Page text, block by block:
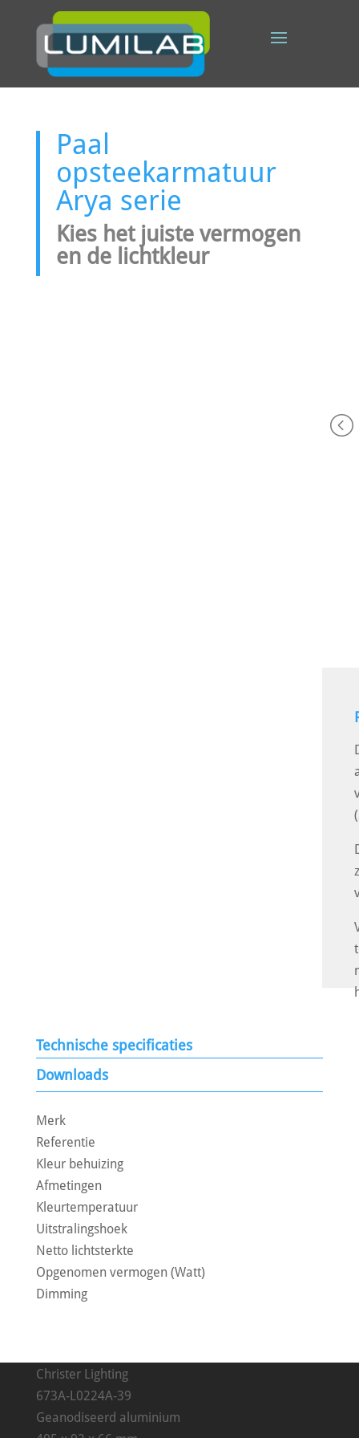
Paal
opsteekarmatuur
Arya serie
Kies het juiste vermogen
en de lichtkleur
Technische specificaties
Downloads
Merk
Referentie
Kleur behuizing
Afmetingen
Kleurtemperatuur
Uitstralingshoek
Netto lichtsterkte
Opgenomen vermogen (Watt)
Dimming
Christer Lighting
673A-L0224A-39
Geanodiseerd aluminium